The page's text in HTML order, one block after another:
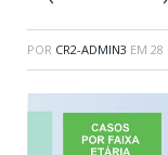
POR CR2-ADMIN3 EM 28